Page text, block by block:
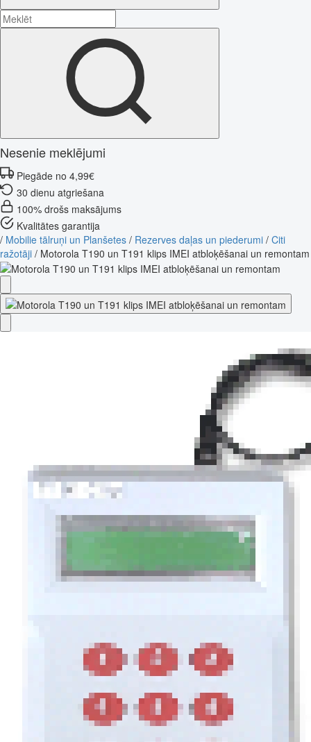
Nesenie meklējumi
Piegāde no 4,99€
30 dienu atgriešana
100% drošs maksājums
Kvalitātes garantija
/ Mobilie tālruņi un Planšetes / Rezerves daļas un piederumi / Citi
ražotāji / Motorola T190 un T191 klips IMEI atbloķēšanai un remontam